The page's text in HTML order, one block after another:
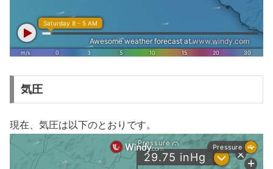
気圧
現在、気圧は以下のとおりです。